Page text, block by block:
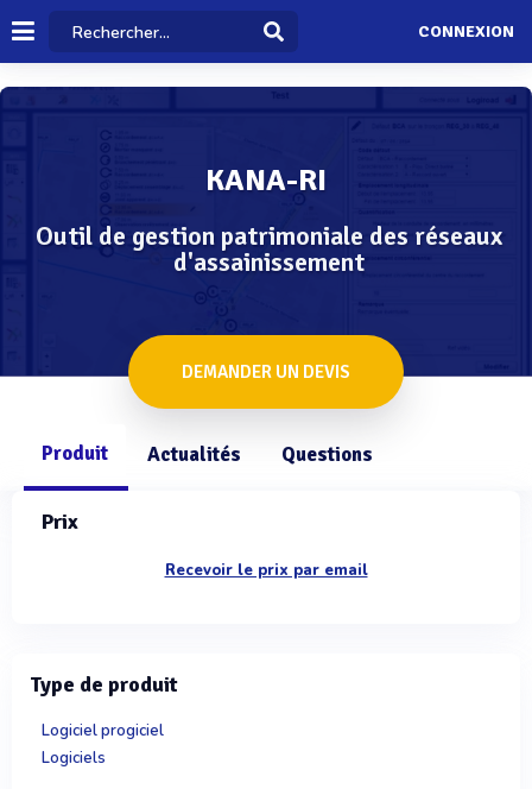
CONNEXION
KANA-RI
Outil de gestion patrimoniale des réseaux
d'assainissement
DEMANDER UN DEVIS
Produit Actualités Questions
Prix
Recevoir le prix par email
Type de produit
Logiciel progiciel
Logiciels